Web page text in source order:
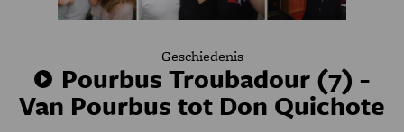
Geschiedenis
Pourbus Troubadour (7) -
Van Pourbus tot Don Quichote